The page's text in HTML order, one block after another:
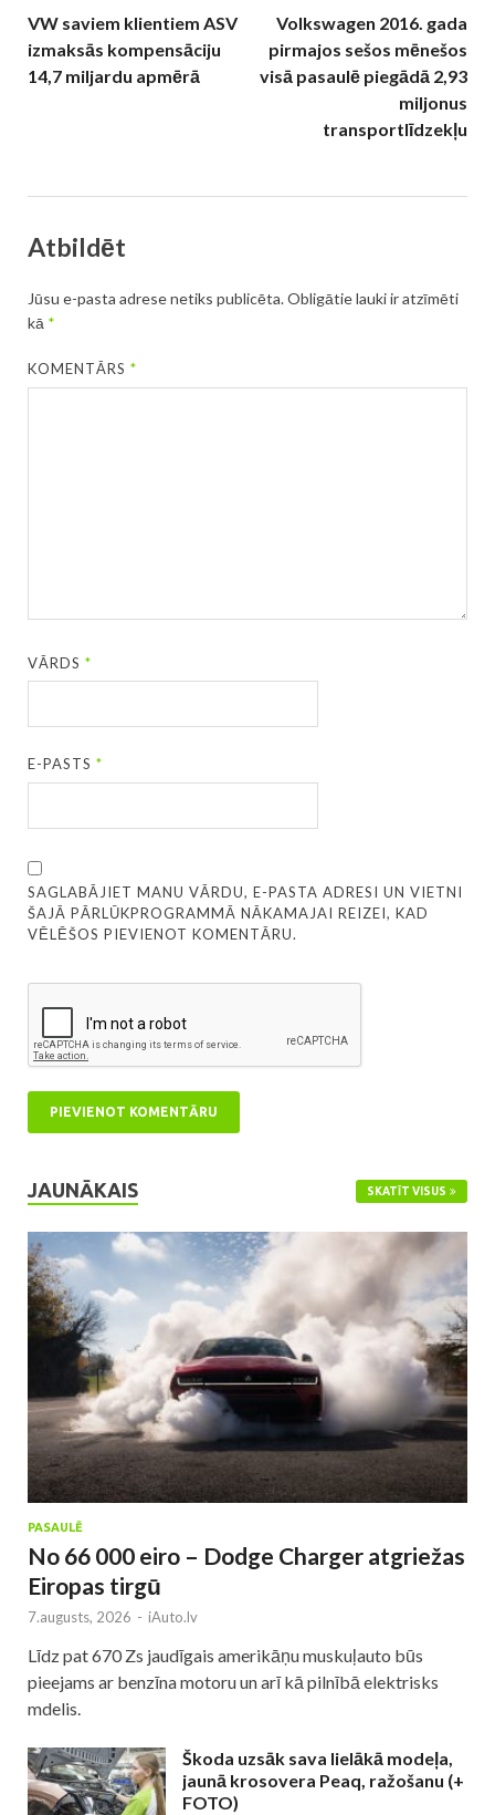
VW saviem klientiem ASV
izmaksās kompensāciju
14,7 miljardu apmērā
Volkswagen 2016. gada
pirmajos sešos mēnešos
visā pasaulē piegādā 2,93
miljonus
transportlīdzekļu
Atbildēt
Jūsu e-pasta adrese netiks publicēta.Obligātie lauki ir atzīmēti
kā *
KOMENTĀRS*
VĀRDS*
E-PASTS*
SAGLABĀJIET MANU VĀRDU, E-PASTA ADRESI UN VIETNI
ŠAJĀ PĀRLŪKPROGRAMMĀ NĀKAMAJAI REIZEI, KAD
VĒLĒŠOS PIEVIENOT KOMENTĀRU.
JAUNĀKAIS SKATĪT VISUS
PASAULĒ
No 66 000 eiro – Dodge Charger atgriežas
Eiropas tirgū
7.augusts, 2026 - iAuto.lv
Līdz pat 670 Zs jaudīgais amerikāņu muskuļauto būs
pieejams ar benzīna motoru un arī kā pilnībā elektrisks
mdelis.
Škoda uzsāk sava lielākā modeļa,
jaunā krosovera Peaq, ražošanu (+
FOTO)